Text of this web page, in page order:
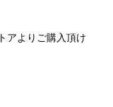
アよりご購入頂け